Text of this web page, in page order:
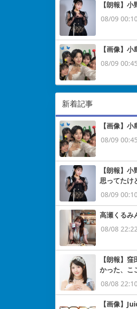
【朗報】
08/09
【画像】小
08/09 00:45
新着記事
【画像】小
08/09 00:45
【朗報】
思ってたけ
08/09
高瀬くるみ
08/08 22:22
【朗報】
かった、こ
08/08
【画像】